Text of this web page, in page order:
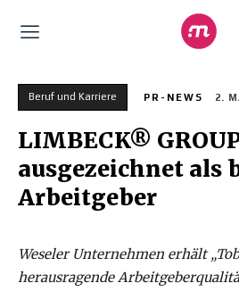
Beruf und Karriere PR-NEWS 2.
LIMBECK®
ausgezeichnet als
Arbeitgeber
Weseler Unternehmen erhält
herausragende